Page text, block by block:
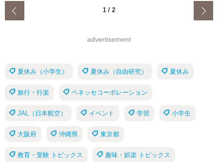
1 / 2
advertisement
夏休み（小学生） 夏休み（自由研究） 夏休み
旅行・行楽 ベネッセコーポレーション
JAL（日本航空） イベント 学習 小学生
大阪府 沖縄県 東京都
教育・受験 トピックス 趣味・娯楽 トピックス